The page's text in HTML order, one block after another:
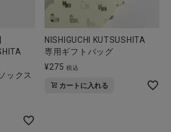
ックス
NISHIGUCHI KUTSUSHITA
専用ギフトバッグ
¥275 税込
カートに入れる